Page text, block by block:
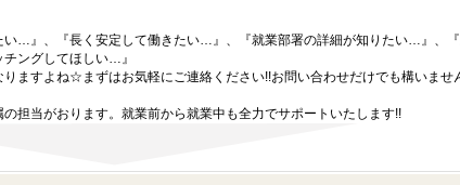
い…』、『長く安定して働きたい…』、『就業部署の詳細が知りたい…』、
ングしてほしい…』
ますよね☆まずはお気軽にご連絡ください!!お問い合わせだけでも構いませ
担当がおります。就業前から就業中も全力でサポートいたします!!